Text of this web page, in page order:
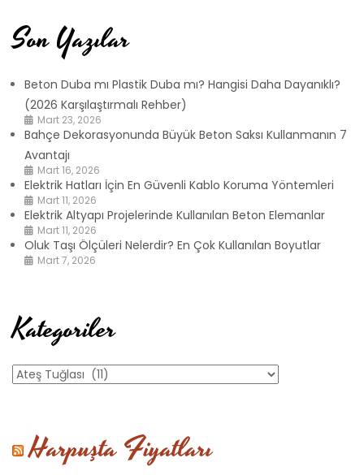
Son Yazılar
Beton Duba mı Plastik Duba mı? Hangisi Daha Dayanıklı?
(2026 Karşılaştırmalı Rehber)
Mart 23, 2026
Bahçe Dekorasyonunda Büyük Beton Saksı Kullanmanın 7
Avantajı
Mart 16, 2026
Elektrik Hatları İçin En Güvenli Kablo Koruma Yöntemleri
Mart 11, 2026
Elektrik Altyapı Projelerinde Kullanılan Beton Elemanlar
Mart 11, 2026
Oluk Taşı Ölçüleri Nelerdir? En Çok Kullanılan Boyutlar
Mart 7, 2026
Kategoriler
Kategoriler
Harpuşta Fiyatları